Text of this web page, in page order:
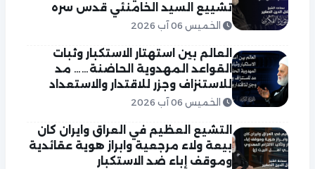
تشييع السيد الخامنئي قدس سره
الخميس 06 آب 2026
العالم بين استهتار الاستكبار وثبات
القواعد المهدوية الحاضنة…… مد
للاستنزاف وجزر للاقتدار والاستعداد
الخميس 06 آب 2026
التشيع العظيم في العراق وايران كان
بيعة ولاء مرجعية وابراز هوية عقائدية
وموقف إباء ضد الاستكبار